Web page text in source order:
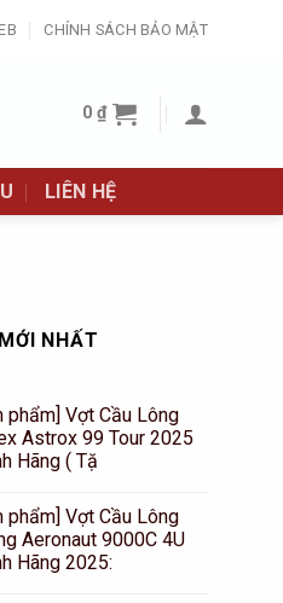
CHÍNH SÁCH BẢO MẬT
0₫
LIÊN HỆ
NHẤT
phẩm] Vợt Cầu Lông
Astrox 99 Tour 2025
Hãng ( Tặ
phẩm] Vợt Cầu Lông
Aeronaut 9000C 4U
Hãng 2025: